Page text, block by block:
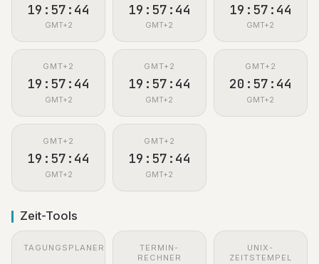
19:57:45
GMT+2
19:57:45
GMT+2
19:57:45
GMT+2
GMT+2
19:57:45
GMT+2
GMT+2
19:57:45
GMT+2
GMT+2
20:57:45
GMT+2
GMT+2
19:57:45
GMT+2
GMT+2
19:57:45
GMT+2
Zeit-Tools
TAGUNGSPLANER
TERMIN-
RECHNER
UNIX-
ZEITSTEMPEL